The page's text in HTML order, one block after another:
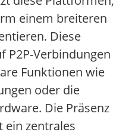
einem breiteren
Diese
P2P-Verbindungen
Funktionen wie
oder die
Die Präsenz
ein zentrales